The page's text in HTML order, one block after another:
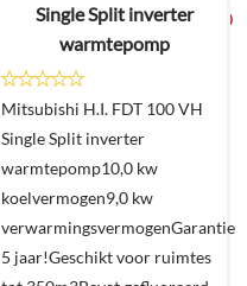
€3.225,00
aanvragen?
winkelmand
Single Split inverter
warmtepomp
Mitsubishi H.I. FDT 100 VH
Single Split inverter
warmtepomp10,0 kw
koelvermogen9,0 kw
verwarmingsvermogenGarantie
5 jaar!Geschikt voor ruimtes